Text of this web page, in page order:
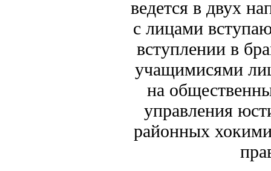
ведется в двух
с лицами
вступлении в
учащимисями
на
управления
районных